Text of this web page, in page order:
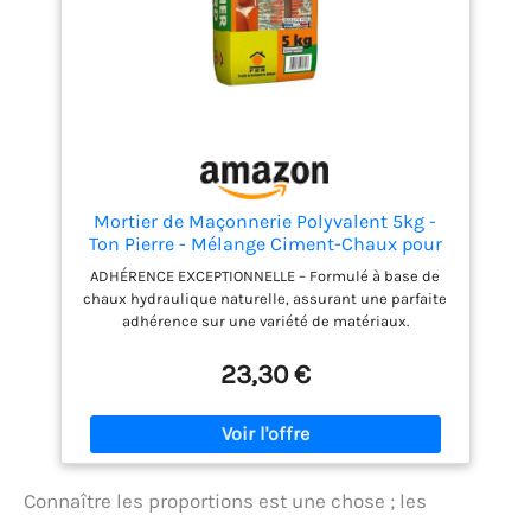
emballage d’origine non ouvert et à l’abri de
l’humidité.
Mortier de Maçonnerie Polyvalent 5kg -
Ton Pierre - Mélange Ciment-Chaux pour
Maçonnerie, Enduits et Rénovation
Intérieur/Extérieur
ADHÉRENCE EXCEPTIONNELLE – Formulé à base de
chaux hydraulique naturelle, assurant une parfaite
adhérence sur une variété de matériaux.
de maçonnerie courants et les enduits. ADHÉRENCE
EXCEPTIONNELLE – Formulé à base de chaux
hydraulique naturelle, assurant une parfaite
adhérence sur une variété de matériaux.
CONSTRUCTION DURABLE – Permet une finition de
les façades extérieures. FABRICATION FRANCAISE :
23,30 €
Connaître les proportions est une chose ; les